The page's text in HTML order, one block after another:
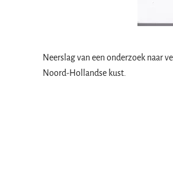
Neerslag van een onderzoek naar
Noord-Hollandse kust.